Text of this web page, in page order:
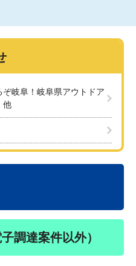
岐阜！岐阜県アウトドア
他
調達案件以外）